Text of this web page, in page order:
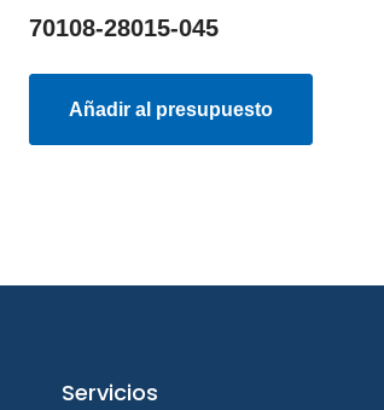
70108-28015-045
Añadir al presupuesto
Servicios